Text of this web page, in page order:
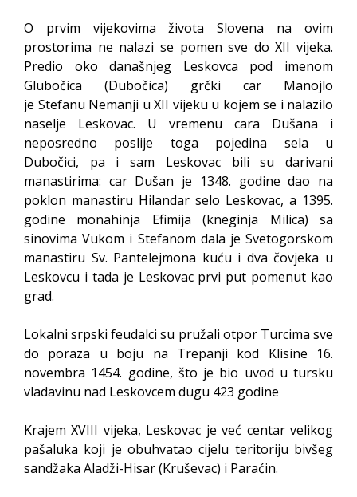
O prvim vijekovima života Slovena na ovim
prostorima ne nalazi se pomen sve do XII vijeka.
Predio oko današnjeg Leskovca pod imenom
Glubočica (Dubočica) grčki car Manojlo
je Stefanu Nemanji u XII vijeku u kojem se i nalazilo
naselje Leskovac. U vremenu cara Dušana i
neposredno poslije toga pojedina sela u
Dubočici, pa i sam Leskovac bili su darivani
manastirima: car Dušan je 1348. godine dao na
poklon manastiru Hilandar selo Leskovac, a 1395.
godine monahinja Efimija (kneginja Milica) sa
sinovima Vukom i Stefanom dala je Svetogorskom
manastiru Sv. Pantelejmona kuću i dva čovjeka u
Leskovcu i tada je Leskovac prvi put pomenut kao
grad.
Lokalni srpski feudalci su pružali otpor Turcima sve
do poraza u boju na Trepanji kod Klisine 16.
novembra 1454. godine, što je bio uvod u tursku
vladavinu nad Leskovcem dugu 423 godine
Krajem XVIII vijeka, Leskovac je već centar velikog
pašaluka koji je obuhvatao cijelu teritoriju bivšeg
sandžaka Aladži-Hisar (Kruševac) i Paraćin.